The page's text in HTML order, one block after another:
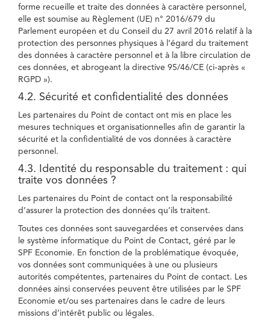
forme recueille et traite des données à caractère personnel,
elle est soumise au Règlement (UE) n° 2016/679 du
Parlement européen et du Conseil du 27 avril 2016 relatif à la
protection des personnes physiques à l’égard du traitement
des données à caractère personnel et à la libre circulation de
ces données, et abrogeant la directive 95/46/CE (ci-après «
RGPD »).
4.2. Sécurité et confidentialité des données
Les partenaires du Point de contact ont mis en place les
mesures techniques et organisationnelles afin de garantir la
sécurité et la confidentialité de vos données à caractère
personnel.
4.3. Identité du responsable du traitement : qui
traite vos données ?
Les partenaires du Point de contact ont la responsabilité
d’assurer la protection des données qu’ils traitent.
Toutes ces données sont sauvegardées et conservées dans
le système informatique du Point de Contact, géré par le
SPF Economie. En fonction de la problématique évoquée,
vos données sont communiquées à une ou plusieurs
autorités compétentes, partenaires du Point de contact. Les
données ainsi conservées peuvent être utilisées par le SPF
Economie et/ou ses partenaires dans le cadre de leurs
missions d’intérêt public ou légales.